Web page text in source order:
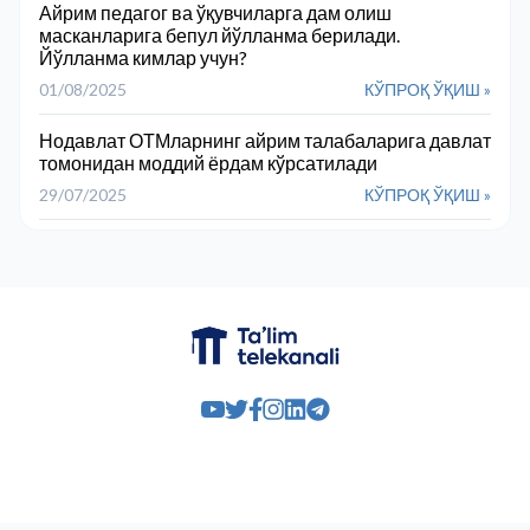
Айрим педагог ва ўқувчиларга дам олиш
масканларига бепул йўлланма берилади.
Йўлланма кимлар учун?
01/08/2025 КЎПРОҚ ЎҚИШ »
Нодавлат ОТМларнинг айрим талабаларига давлат
томонидан моддий ёрдам кўрсатилади
29/07/2025 КЎПРОҚ ЎҚИШ »